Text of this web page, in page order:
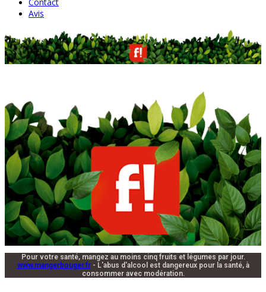
Avis
Pour votre santé, mangez au moins cinq fruits et légumes par jour.
www.mangerbouger.fr- L'abus d'alcool est dangereux pour la santé, à
consommer avec modération.